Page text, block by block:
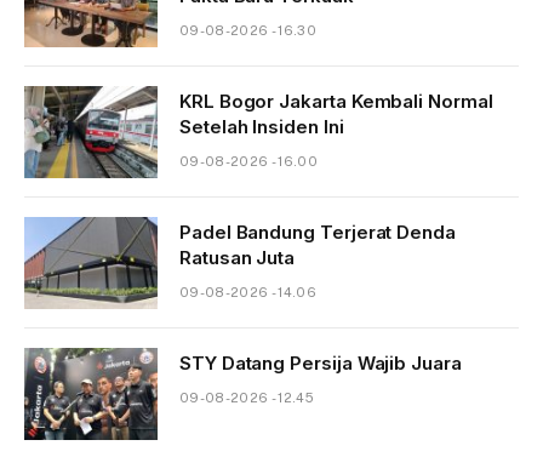
09-08-2026 - 16.30
KRL Bogor Jakarta Kembali Normal
Setelah Insiden Ini
09-08-2026 - 16.00
Padel Bandung Terjerat Denda
Ratusan Juta
09-08-2026 - 14.06
STY Datang Persija Wajib Juara
09-08-2026 - 12.45